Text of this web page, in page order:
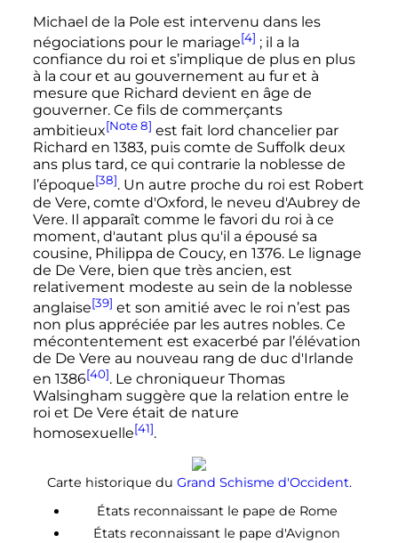
Michael de la Pole est intervenu dans les
négociations pour le mariage[4] ; il a la
confiance du roi et s’implique de plus en plus
à la cour et au gouvernement au fur et à
mesure que Richard devient en âge de
gouverner. Ce fils de commerçants
ambitieux[Note 8] est fait lord chancelier par
Richard en 1383, puis comte de Suffolk deux
ans plus tard, ce qui contrarie la noblesse de
l’époque[38]. Un autre proche du roi est Robert
de Vere, comte d'Oxford, le neveu d'Aubrey de
Vere. Il apparaît comme le favori du roi à ce
moment, d'autant plus qu'il a épousé sa
cousine, Philippa de Coucy, en 1376. Le lignage
de De Vere, bien que très ancien, est
relativement modeste au sein de la noblesse
anglaise[39] et son amitié avec le roi n’est pas
non plus appréciée par les autres nobles. Ce
mécontentement est exacerbé par l’élévation
de De Vere au nouveau rang de duc d'Irlande
en 1386[40]. Le chroniqueur Thomas
Walsingham suggère que la relation entre le
roi et De Vere était de nature
homosexuelle[41].
Carte historique du Grand Schisme d'Occident.
États reconnaissant le pape de Rome
États reconnaissant le pape d'Avignon